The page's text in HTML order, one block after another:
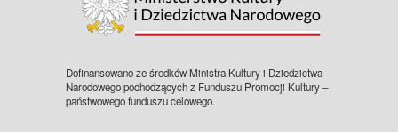
Dofinansowano ze środków Ministra Kultury i Dziedzictwa
Narodowego pochodzących z Funduszu Promocji Kultury –
państwowego funduszu celowego.